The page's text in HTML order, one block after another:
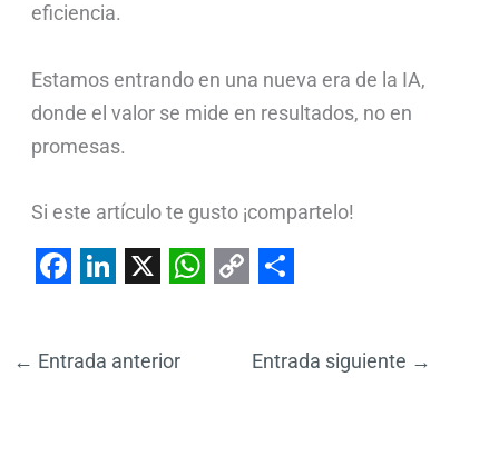
eficiencia.
Estamos entrando en una nueva era de la IA,
donde el valor se mide en resultados, no en
promesas.
Si este artículo te gusto ¡compartelo!
c
n
a
a
← Entrada anterior Entrada siguiente →